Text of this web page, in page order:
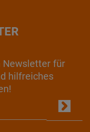
Newsletter für
hilfreiches